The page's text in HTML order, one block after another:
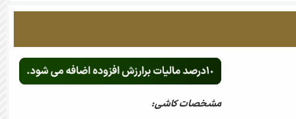
مشخصات کاشی: